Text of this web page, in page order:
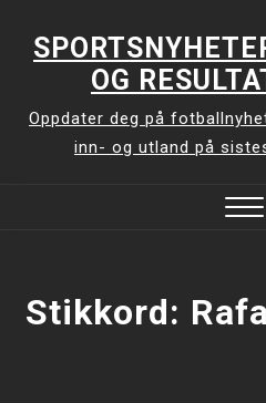
OG
Oppdater deg på
inn- og utland på
Stikkord: